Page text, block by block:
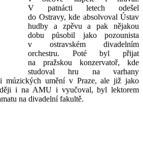
V patnácti letech odešel
do Ostravy, kde absolvoval Ústav
hudby a zpěvu a pak nějakou
dobu působil jako pozounista
v ostravském divadelním
orchestru. Poté byl přijat
na pražskou konzervatoř, kde
studoval hru na varhany
múzických umění v Praze, ale již jako
i na AMU i vyučoval, byl lektorem
na divadelní fakultě.